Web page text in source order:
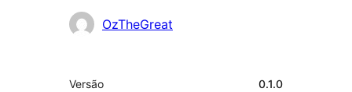
Colaboradores
OzTheGreat
Meta
Versão 0.1.0